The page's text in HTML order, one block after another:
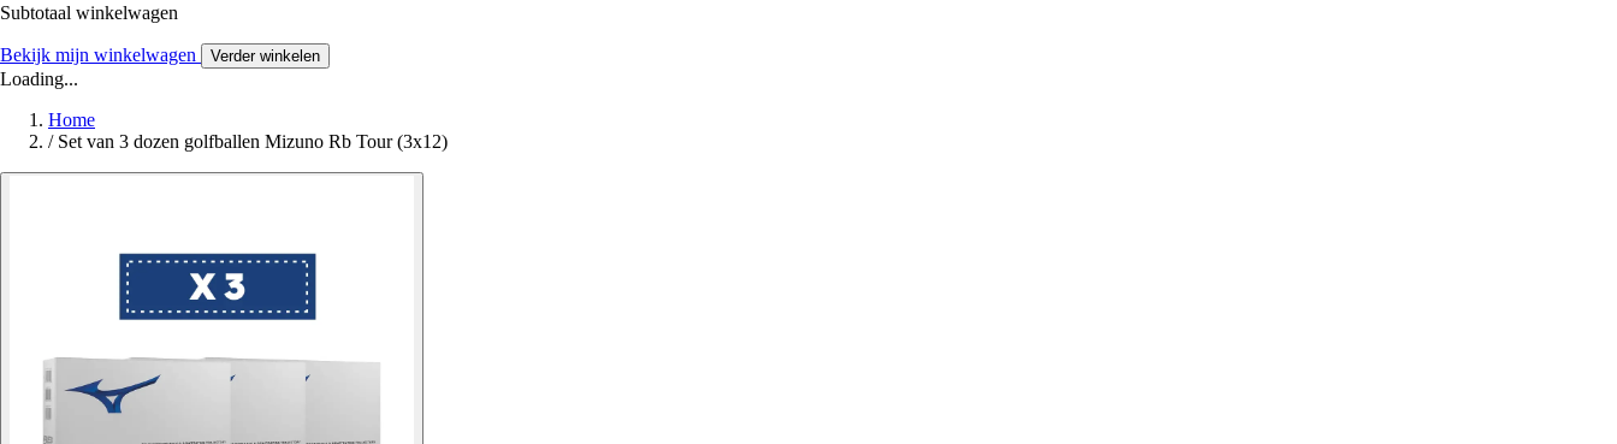
Subtotaal winkelwagen
Bekijk mijn winkelwagen Verder winkelen
Loading...
Home
/ Set van 3 dozen golfballen Mizuno Rb Tour (3x12)